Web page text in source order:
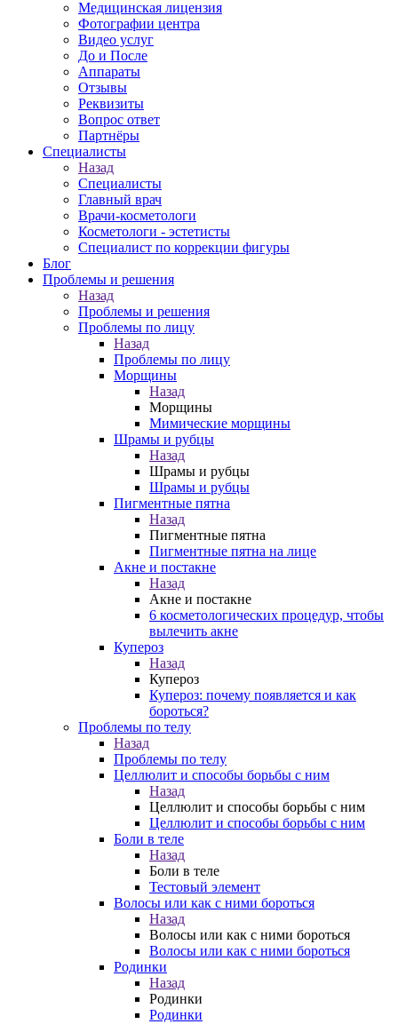
Медицинская лицензия
Фотографии центра
Видео услуг
До и После
Аппараты
Отзывы
Реквизиты
Вопрос ответ
Партнёры
Специалисты
Назад
Специалисты
Главный врач
Врачи-косметологи
Косметологи - эстетисты
Специалист по коррекции фигуры
Блог
Проблемы и решения
Назад
Проблемы и решения
Проблемы по лицу
Назад
Проблемы по лицу
Морщины
Назад
Морщины
Мимические морщины
Шрамы и рубцы
Назад
Шрамы и рубцы
Шрамы и рубцы
Пигментные пятна
Назад
Пигментные пятна
Пигментные пятна на лице
Акне и постакне
Назад
Акне и постакне
6 косметологических процедур, чтобы
вылечить акне
Купероз
Назад
Купероз
Купероз: почему появляется и как
бороться?
Проблемы по телу
Назад
Проблемы по телу
Целлюлит и способы борьбы с ним
Назад
Целлюлит и способы борьбы с ним
Целлюлит и способы борьбы с ним
Боли в теле
Назад
Боли в теле
Тестовый элемент
Волосы или как с ними бороться
Назад
Волосы или как с ними бороться
Волосы или как с ними бороться
Родинки
Назад
Родинки
Родинки